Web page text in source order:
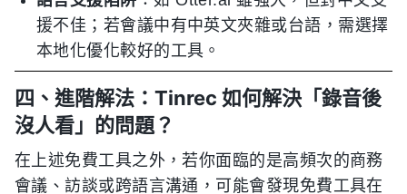
援不佳；若會議中有中英文夾雜或台語，需選擇
本地化優化較好的工具。
四、進階解法：Tinrec 如何解決「錄音後
沒人看」的問題？
在上述免費工具之外，若你面臨的是高頻次的商務
會議、訪談或跨語言溝通，可能會發現免費工具在